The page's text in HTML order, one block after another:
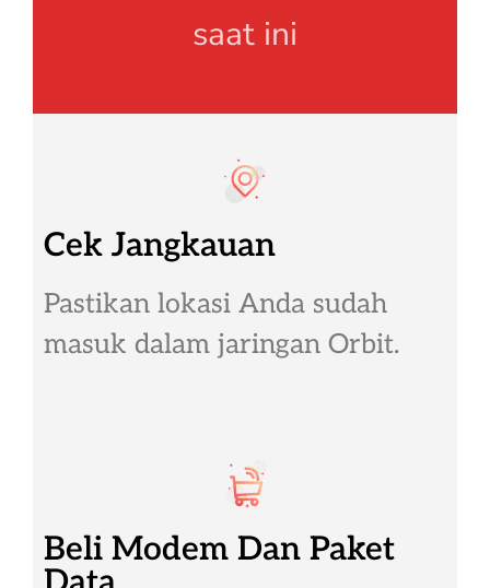
saat ini
Cek Jangkauan
Pastikan lokasi Anda sudah
masuk dalam jaringan Orbit.
Beli Modem Dan Paket